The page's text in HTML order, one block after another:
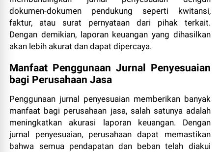
dokumen-dokumen pendukung seperti kwitansi,
faktur, atau surat pernyataan dari pihak terkait.
Dengan demikian, laporan keuangan yang dihasilkan
akan lebih akurat dan dapat dipercaya.
Manfaat Penggunaan Jurnal Penyesuaian
bagi Perusahaan Jasa
Penggunaan jurnal penyesuaian memberikan banyak
manfaat bagi perusahaan jasa, salah satunya adalah
meningkatkan akurasi laporan keuangan. Dengan
jurnal penyesuaian, perusahaan dapat memastikan
bahwa semua pendapatan dan beban telah diakui